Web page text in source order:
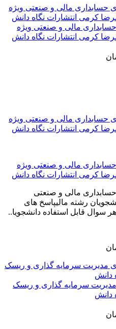
حسابداری مالی و صنعتی ویژه
کرمی انتشارات نگاه دانش
حسابداری مالی و صنعتی ویژه
کرمی انتشارات نگاه دانش
حسابداری مالی و صنعتی
رشته مالیپاسخ های
سوال قابل استفاده دانشجویا..
مدیریت سرمایه گذاری و ریسک
دانش